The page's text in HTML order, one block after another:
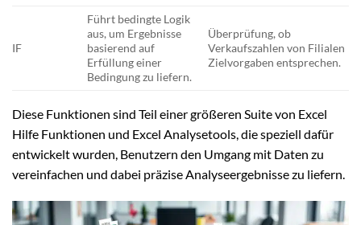
IF
Führt bedingte Logik
aus, um Ergebnisse
basierend auf
Erfüllung einer
Bedingung zu liefern.
Überprüfung, ob
Verkaufszahlen von Filialen
Zielvorgaben entsprechen.
Diese Funktionen sind Teil einer größeren Suite von Excel
Hilfe Funktionen und Excel Analysetools, die speziell dafür
entwickelt wurden, Benutzern den Umgang mit Daten zu
vereinfachen und dabei präzise Analyseergebnisse zu liefern.